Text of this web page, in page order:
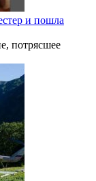
и пошла
потрясшее